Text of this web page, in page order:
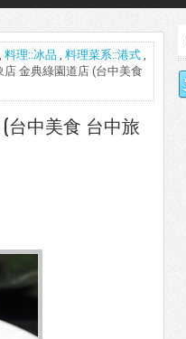
, 料理::冰品 , 料理菜系::港式 ,
店 金典綠園道店 (台中美食
台中美食 台中旅